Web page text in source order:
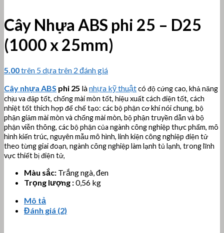
Cây Nhựa ABS phi 25 – D25
(1000 x 25mm)
5.00trên 5 dựa trên 2 đánh giá
Cây nhựa ABS phi 25 lànhựa kỹ thuậtcó độ cứng cao, khả năng
chịu va đập tốt, chống mài mòn tốt, hiệu xuất cách điện tốt, cách
nhiệt tốt thích hợp để chế tạo: các bộ phận cơ khí nói chung, bộ
phận giảm mài mòn và chống mài mòn, bộ phận truyền dẫn và bộ
phận viễn thông, các bộ phận của ngành công nghiệp thực phẩm, mô
hình kiến ​​trúc, nguyên mẫu mô hình, linh kiện công nghiệp điện tử
theo từng giai đoạn, ngành công nghiệp làm lạnh tủ lạnh, trong lĩnh
vực thiết bị điện tử,
Màu sắc: Trắng ngà, đen
Trọng lượng :0,56 kg
Mô tả
Đánh giá (2)